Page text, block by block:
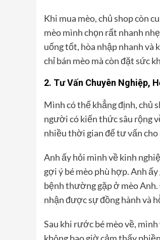
Khi mua mèo, chủ shop còn
mèo mình chọn rất nhanh
uống tốt, hòa nhập nhanh và
chỉ bán mèo mà còn đặt sức
2. Tư Vấn Chuyên Nghiệp,
Mình có thể khẳng định, chủ
người có kiến thức sâu rộng
nhiều thời gian để tư vấn cho
Anh ấy hỏi mình về kinh
gợi ý bé mèo phù hợp. Anh
bệnh thường gặp ở mèo
nhận được sự đồng hành và
Sau khi rước bé mèo về,